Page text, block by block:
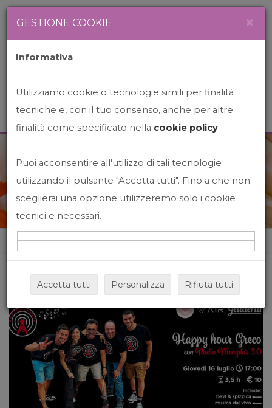
News&Events
Home News&events
GESTIONE COOKIE ×
Informativa
Utilizziamo cookie o tecnologie simili per finalità
tecniche e, con il tuo consenso, anche per altre
finalità come specificato nella cookie policy.
Puoi acconsentire all'utilizzo di tali tecnologie
utilizzando il pulsante "Accetta tutti". Fino a che non
sceglierai una opzione utilizzeremo solo i cookie
tecnici e necessari.
Accetta tutti Personalizza Rifiuta tutti